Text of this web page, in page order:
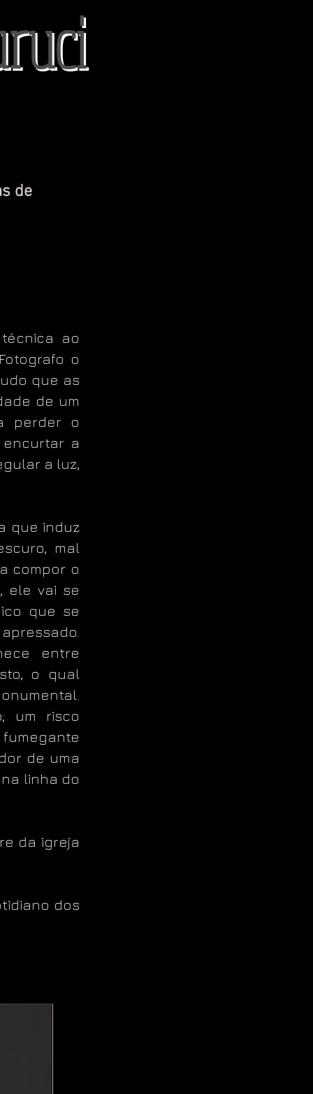
de
ao
o
que as
de um
perder o
a
a luz,
que induz
mal
compor o
ele vai se
que se
entre
o qual
um risco
de uma
linha do
da igreja
dos